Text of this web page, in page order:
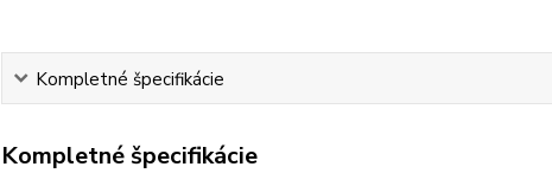
Kompletné špecifikácie
Kompletné špecifikácie